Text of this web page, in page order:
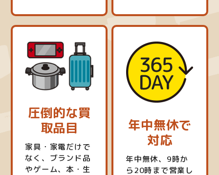
圧倒的な買
取品目
家具・家電だけで
なく、ブランド品
やゲーム、本・生
年中無休で
対応
年中無休、9時か
ら20時まで営業し